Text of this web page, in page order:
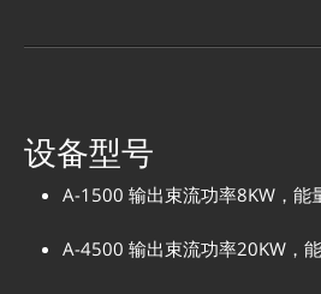
设备型号
A-1500 输出束流功率8KW，能
A-4500 输出束流功率20KW，